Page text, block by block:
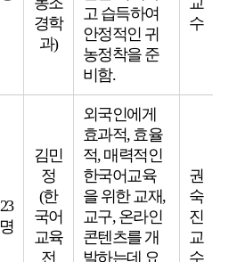
경학
과)
고 습득하여
안정적인 귀
농정착을 준
비함.
수
23
명
김민
정
(한
국어
교육
전
외국인에게
효과적, 효율
적, 매력적인
한국어교육
을 위한 교재,
교구, 온라인
콘텐츠를 개
발하는데 요
권
숙
진
교
수